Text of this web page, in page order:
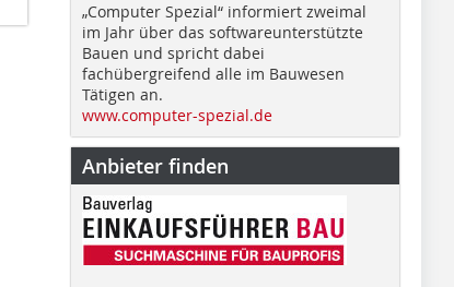
„Computer Spezial“ informiert zweimal
im Jahr über das softwareunterstützte
Bauen und spricht dabei
fachübergreifend alle im Bauwesen
Tätigen an.
www.computer-spezial.de
Anbieter finden